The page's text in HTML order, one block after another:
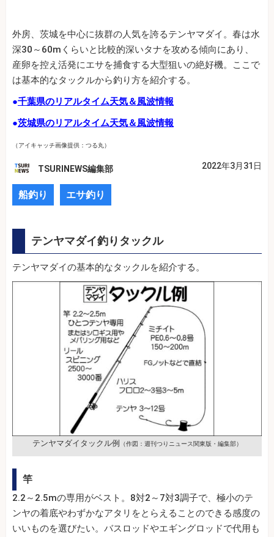
外房、茨城を中心に抜群の人気を誇るテンヤマダイ。春は水
深30～60mくらいと比較的深いタナを攻める傾向にあり、
産卵を控え活発にエサを捕食する大型狙いの絶好機。ここで
は基本的なタックルから釣り方を紹介する。
●千葉県のリアルタイム天気＆風波情報
●茨城県のリアルタイム天気＆風波情報
（アイキャッチ画像提供：つる丸）
TSURINEWS編集部 2022年3月31日
船釣り エサ釣り
テンヤマダイ釣りタックル
テンヤマダイの基本的なタックルを紹介する。
テンヤマダイタックル例 （作図：週刊つりニュース関東版・編集部）
竿
2.2～2.5mの専用がベスト。8対2～7対3調子で、極小のテ
ンヤの着底やわずかなアタリをとらえることのできる感度の
いいものを選びたい。バスロッドやエギングロッドで代用も